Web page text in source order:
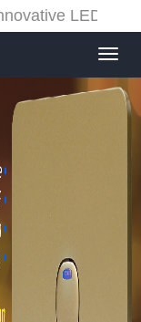
LED